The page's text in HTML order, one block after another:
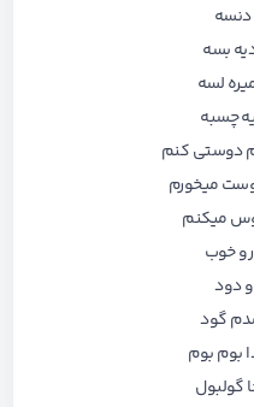
بسه
لسه
چسبه
دوستی کنم
میخورم
میکنم
خوب
دود
گود
بوم بوم
گولبول